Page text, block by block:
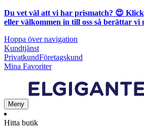
Du vet väl att vi har prismatch? 😍
eller välkommen in till oss så berättar vi
Hoppa över navigation
Kundtjänst
PrivatkundFöretagskund
Mina Favoriter
Meny
Hitta butik